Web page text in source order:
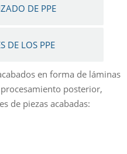
DE PPE
DE LOS PPE
en forma de láminas
procesamiento posterior,
de piezas acabadas: